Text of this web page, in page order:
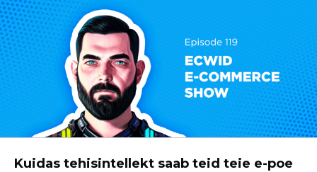
Kuidas tehisintellekt saab teid teie e-poe